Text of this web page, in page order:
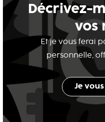
Décrivez-
vos
Et je vous ferai
personnelle,
Je